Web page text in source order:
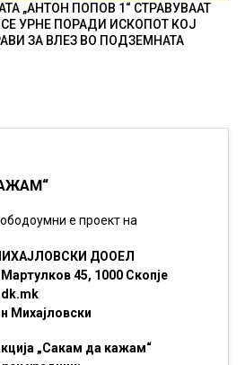
„АНТОН ПОПОВ 1“ СТРАВУВААТ
УРНЕ ПОРАДИ ИСКОПОТ КОЈ
ЗА ВЛЕЗ ВО ПОДЗЕМНАТА
е проект на
ДООЕЛ
45, 1000 Скопје
Михајловски
„Сакам да кажам“